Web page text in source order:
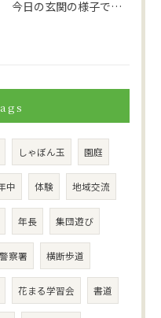
今日の玄関の様子です。
しゃぼん玉 園庭
中 体験 地域交流
年長 集団遊び
察署 横断歩道
花まる学習会 書道